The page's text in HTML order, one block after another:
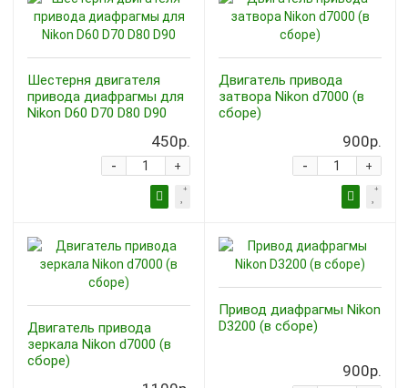
Шестерня двигателя
привода диафрагмы для
Nikon D60 D70 D80 D90
450р.
+
-
Двигатель привода
затвора Nikon d7000 (в
сборе)
900р.
+
-
Двигатель привода
зеркала Nikon d7000 (в
сборе)
Привод диафрагмы Nikon
D3200 (в сборе)
900р.